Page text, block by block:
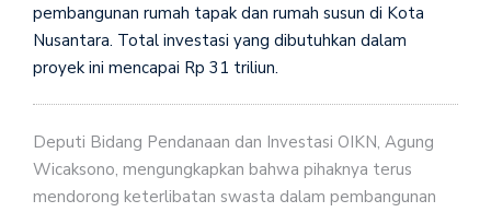
pembangunan rumah tapak dan rumah susun di Kota
Nusantara. Total investasi yang dibutuhkan dalam
proyek ini mencapai Rp 31 triliun.
Deputi Bidang Pendanaan dan Investasi OIKN, Agung
Wicaksono, mengungkapkan bahwa pihaknya terus
mendorong keterlibatan swasta dalam pembangunan